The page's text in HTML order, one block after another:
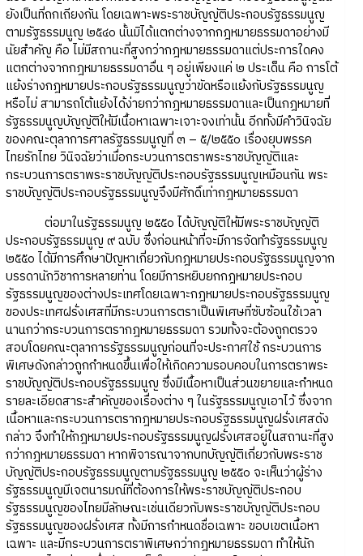
ยังเป็นที่ถกเถียงกัน โดยเฉพาะพระราชบัญญัติประกอบรัฐธรรมนูญ
ตามรัฐธรรมนูญ ๒๕๔๐ นั้นมิได้แตกต่างจากกฎหมายธรรมดาอย่างมี
นัยสำคัญ คือ ไม่มีสถานะที่สูงกว่ากฎหมายธรรมดาแต่ประการใดคง
แตกต่างจากกฎหมายธรรมดาอื่น ๆ อยู่เพียงแค่ ๒ ประเด็น คือ การโต้
แย้งร่างกฎหมายประกอบรัฐธรรมนูญว่าขัดหรือแย้งกับรัฐธรรมนูญ
หรือไม่ สามารถโต้แย้งได้ง่ายกว่ากฎหมายธรรมดาและเป็นกฎหมายที่
รัฐธรรมนูญบัญญัติให้มีเนื้อหาเฉพาะเจาะจงเท่านั้น อีกทั้งมีคำวินิจฉัย
ของคณะตุลาการศาลรัฐธรรมนูญที่ ๓ – ๕/๒๕๕๐ เรื่องยุบพรรค
ไทยรักไทย วินิจฉัยว่าเมื่อกระบวนการตราพระราชบัญญัติและ
กระบวนการตราพระราชบัญญัติประกอบรัฐธรรมนูญเหมือนกัน พระ
ราชบัญญัติประกอบรัฐธรรมนูญจึงมีศักดิ์เท่ากฎหมายธรรมดา
ต่อมาในรัฐธรรมนูญ ๒๕๕๐ ได้บัญญัติให้มีพระราชบัญญัติ
ประกอบรัฐธรรมนูญ ๙ ฉบับ ซึ่งก่อนหน้าที่จะมีการจัดทำรัฐธรรมนูญ
๒๕๕๐ ได้มีการศึกษาปัญหาเกี่ยวกับกฎหมายประกอบรัฐธรรมนูญจาก
บรรดานักวิชาการหลายท่าน โดยมีการหยิบยกกฎหมายประกอบ
รัฐธรรมนูญของต่างประเทศโดยเฉพาะกฎหมายประกอบรัฐธรรมนูญ
ของประเทศฝรั่งเศสที่มีกระบวนการตราเป็นพิเศษที่ซับซ้อนใช้เวลา
นานกว่ากระบวนการตรากฎหมายธรรมดา รวมทั้งจะต้องถูกตรวจ
สอบโดยคณะตุลาการรัฐธรรมนูญก่อนที่จะประกาศใช้ กระบวนการ
พิเศษดังกล่าวถูกกำหนดขึ้นเพื่อให้เกิดความรอบคอบในการตราพระ
ราชบัญญัติประกอบรัฐธรรมนูญ ซึ่งมีเนื้อหาเป็นส่วนขยายและกำหนด
รายละเอียดสาระสำคัญของเรื่องต่าง ๆ ในรัฐธรรมนูญเอาไว้ ซึ่งจาก
เนื้อหาและกระบวนการตรากฎหมายประกอบรัฐธรรมนูญฝรั่งเศสดัง
กล่าว จึงทำให้กฎหมายประกอบรัฐธรรมนูญฝรั่งเศสอยู่ในสถานะที่สูง
กว่ากฎหมายธรรมดา หากพิจารณาจากบทบัญญัติเกี่ยวกับพระราช
บัญญัติประกอบรัฐธรรมนูญตามรัฐธรรมนูญ ๒๕๕๐ จะเห็นว่าผู้ร่าง
รัฐธรรมนูญมีเจตนารมณ์ที่ต้องการให้พระราชบัญญัติประกอบ
รัฐธรรมนูญของไทยมีลักษณะเช่นเดียวกับพระราชบัญญัติประกอบ
รัฐธรรมนูญของฝรั่งเศส ทั้งมีการกำหนดชื่อเฉพาะ ขอบเขตเนื้อหา
เฉพาะ และมีกระบวนการตราพิเศษกว่ากฎหมายธรรมดา ทำให้นัก